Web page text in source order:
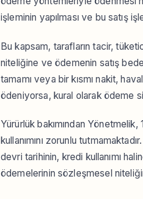
işleminin yapılması ve bu satış
Bu kapsam, tarafların tacir,
niteliğine ve ödemenin satış
tamamı veya bir kısmı nakit,
ödeniyorsa, kural olarak ödeme
Yürürlük bakımından
kullanımını zorunlu
devri tarihinin, kredi kullanımı
ödemelerinin sözleşmesel